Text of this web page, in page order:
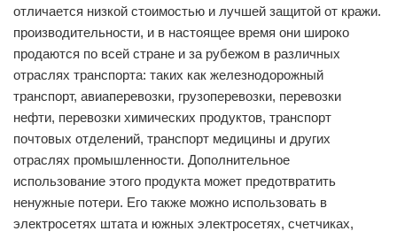
отличается низкой стоимостью и лучшей защитой от кражи.
производительности, и в настоящее время они широко
продаются по всей стране и за рубежом в различных
отраслях транспорта: таких как железнодорожный
транспорт, авиаперевозки, грузоперевозки, перевозки
нефти, перевозки химических продуктов, транспорт
почтовых отделений, транспорт медицины и других
отраслях промышленности. Дополнительное
использование этого продукта может предотвратить
ненужные потери. Его также можно использовать в
электросетях штата и южных электросетях, счетчиках,